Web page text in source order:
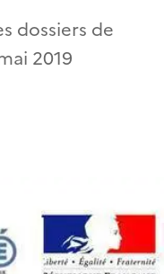
dossiers de
2019